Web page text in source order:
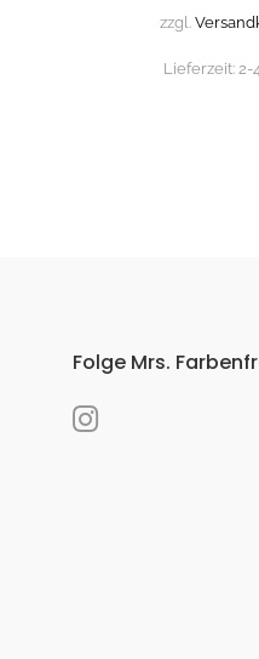
zzgl.
Lieferzeit: 2-
Folge Mrs.